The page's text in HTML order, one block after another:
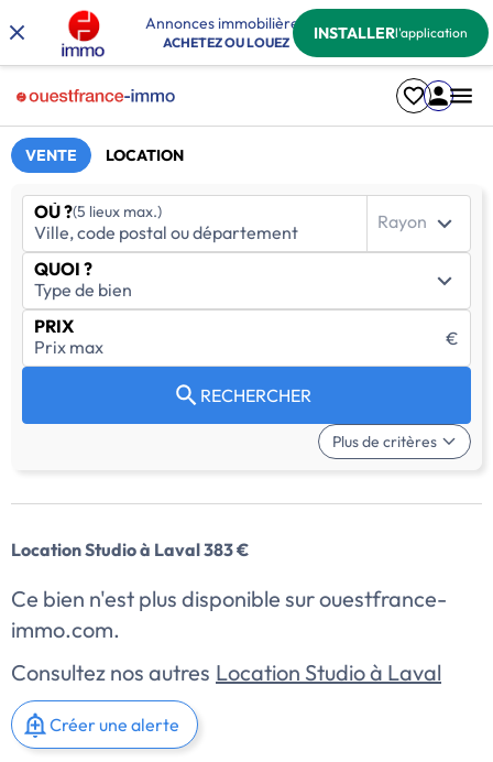
Annonces immobilières
ACHETEZ OU LOUEZ INSTALLERl'application
VENTE LOCATION
OÙ ?(5 lieux max.) Rayon
QUOI ?
PRIX
€
RECHERCHER
Plus de critères
Location Studio à Laval 383 €
Ce bien n'est plus disponible sur ouestfrance-
immo.com.
Consultez nos autres Location Studio à Laval
Créer une alerte